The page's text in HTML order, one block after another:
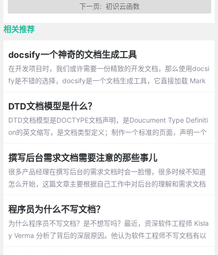
下一页: 初识云函数
相关推荐
docsify一个神奇的文档生成工具
在开发项目时，我们或许需要一份精致的开发文档，那么使用docsi
fy是不错的选择，docsify是一个文档生成工具，它直接加载 Mark
写完 Markdown 文
DTD文档模型是什么？
DTD文档模型是DOCTYPE文档声明，是Doucument Type Definiti
on的英文缩写，是文档类型定义；制作一个标准的页面，声明一个
撰写后台需求文档需要注意的那些事儿
很多产品经理在撰写后台的需求文档时会一脸懵，很多时候不知道
怎么开始，这篇文章主要根据自己工作中对后台的理解和需求文档
前台界面一起进行撰写。
程序员为什么不写文档？
为什么程序员不写文档？是不想写吗？最近，资深软件工程师 Kisla
y Verma 分析了背后的深层原因。他认为软件工程师不写文档有以